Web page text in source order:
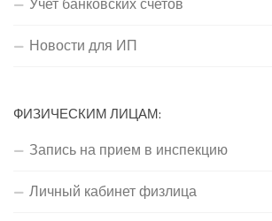
Новости для ИП
ФИЗИЧЕСКИМ ЛИЦАМ:
Запись на прием в инспекцию
Личный кабинет физлица